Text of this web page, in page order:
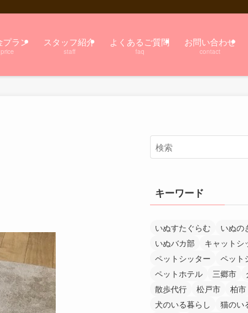
プラン
price
スタッフ紹介
staff
よくあるご質問
faq
お問い合わせ
contact
キーワード
いぬすたぐらむ いぬの
いぬバカ部
キャットシ
ペットシッター
ペット
ペットホテル
三郷市
散歩代行
松戸市 柏市
犬のいる暮らし
猫のい